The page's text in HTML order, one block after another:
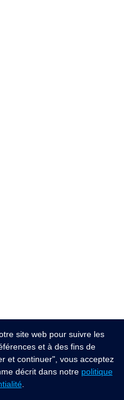
site web pour suivre les
et à des fins de
et continuer", vous acceptez
décrit dans notre politique
.